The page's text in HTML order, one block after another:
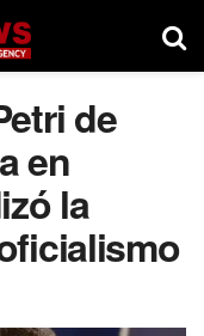
de
en
la